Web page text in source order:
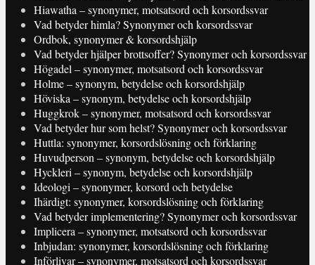
Hiawatha – synonymer, motsatsord och korsordssvar
Vad betyder himla? Synonymer och korsordssvar
Ordbok, synonymer & korsordshjälp
Vad betyder hjälper brottsoffer? Synonymer och korsordssvar
Högadel – synonymer, motsatsord och korsordssvar
Holme – synonym, betydelse och korsordshjälp
Höviska – synonym, betydelse och korsordshjälp
Huggkrok – synonymer, motsatsord och korsordssvar
Vad betyder hur som helst? Synonymer och korsordssvar
Huttla: synonymer, korsordslösning och förklaring
Huvudperson – synonym, betydelse och korsordshjälp
Hyckleri – synonym, betydelse och korsordshjälp
Ideologi – synonymer, korsord och betydelse
Ihärdigt: synonymer, korsordslösning och förklaring
Vad betyder implementering? Synonymer och korsordssvar
Implicera – synonymer, motsatsord och korsordssvar
Inbjudan: synonymer, korsordslösning och förklaring
Införlivar – synonymer, motsatsord och korsordssvar